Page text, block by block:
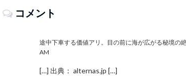
コメント
途中下車する価値アリ。目の前に海が広がる秘境の
AM
[…] 出典： alternas.jp […]